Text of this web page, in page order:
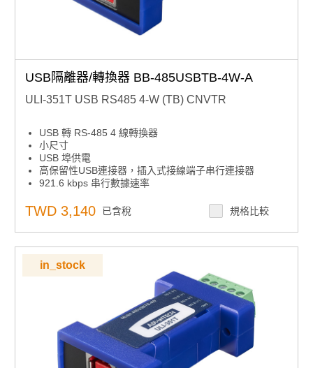
USB隔離器/轉換器 BB-485USBTB-4W-A
ULI-351T USB RS485 4-W (TB) CNVTR
USB 轉 RS-485 4 線轉換器
小尺寸
USB 埠供電
高保留性USB連接器，插入式接線端子串行連接器
921.6 kbps 串行數據速率
TWD 3,140 已含稅 規格比較
in_stock